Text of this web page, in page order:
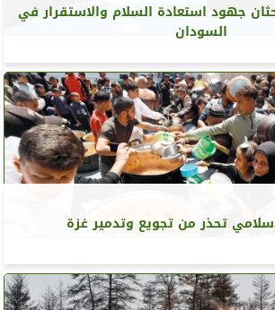
جهود استعادة السلام والاستقرار في
السودان
تحذر من تجويع وتدمير غزة